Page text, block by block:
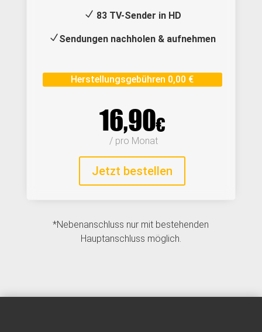
N 83 TV-Sender in HD
NSendungen nachholen & aufnehmen
Herstellungsgebühren 0,00 €
16,90€
/ pro Monat
Jetzt bestellen
*Nebenanschluss nur mit bestehenden
Hauptanschluss möglich.